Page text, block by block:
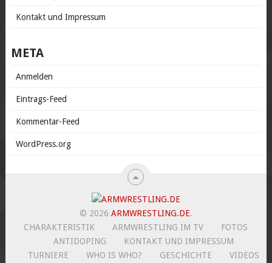
Kontakt und Impressum
META
Anmelden
Eintrags-Feed
Kommentar-Feed
WordPress.org
© 2026 ARMWRESTLING.DE.
CHARAKTERISTIK
ARMWRESTLING IM TV
FOTOS
ANTIDOPING
KONTAKT UND IMPRESSUM
TURNIERE
WHO IS WHO? GESCHICHTE VIDEOS